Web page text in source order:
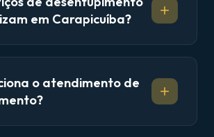
em Carapicuíba?
o atendimento de